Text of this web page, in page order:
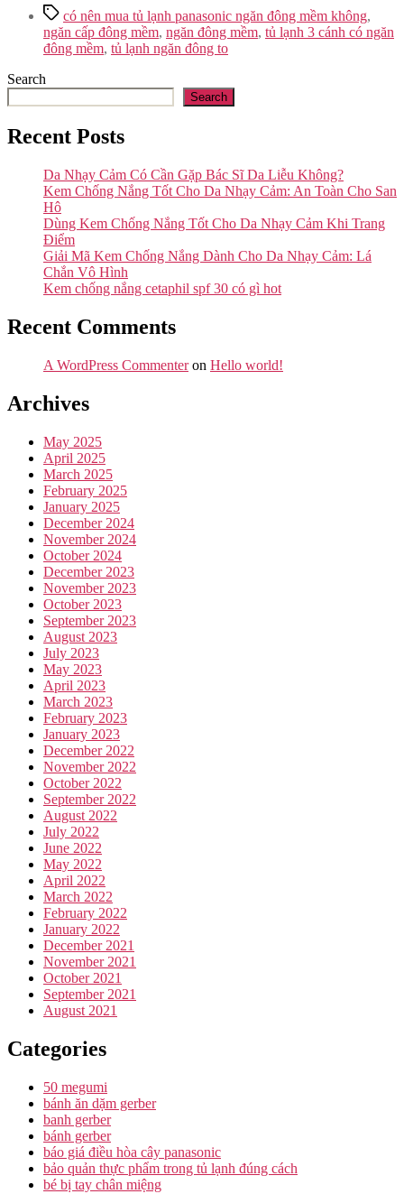
Tagscó nên mua tủ lạnh panasonic ngăn đông mềm không,
ngăn cấp đông mềm, ngăn đông mềm, tủ lạnh 3 cánh có ngăn
đông mềm, tủ lạnh ngăn đông to
Search
Search
Recent Posts
Da Nhạy Cảm Có Cần Gặp Bác Sĩ Da Liễu Không?
Kem Chống Nắng Tốt Cho Da Nhạy Cảm: An Toàn Cho San
Hô
Dùng Kem Chống Nắng Tốt Cho Da Nhạy Cảm Khi Trang
Điểm
Giải Mã Kem Chống Nắng Dành Cho Da Nhạy Cảm: Lá
Chắn Vô Hình
Kem chống nắng cetaphil spf 30 có gì hot
Recent Comments
A WordPress Commenteron Hello world!
Archives
May 2025
April 2025
March 2025
February 2025
January 2025
December 2024
November 2024
October 2024
December 2023
November 2023
October 2023
September 2023
August 2023
July 2023
May 2023
April 2023
March 2023
February 2023
January 2023
December 2022
November 2022
October 2022
September 2022
August 2022
July 2022
June 2022
May 2022
April 2022
March 2022
February 2022
January 2022
December 2021
November 2021
October 2021
September 2021
August 2021
Categories
50 megumi
bánh ăn dặm gerber
banh gerber
bánh gerber
báo giá điều hòa cây panasonic
bảo quản thực phẩm trong tủ lạnh đúng cách
bé bị tay chân miệng